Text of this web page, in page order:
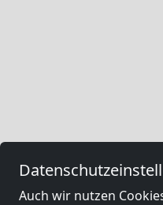
Auch wir nutzen